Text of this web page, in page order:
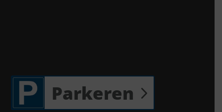
Parkeren